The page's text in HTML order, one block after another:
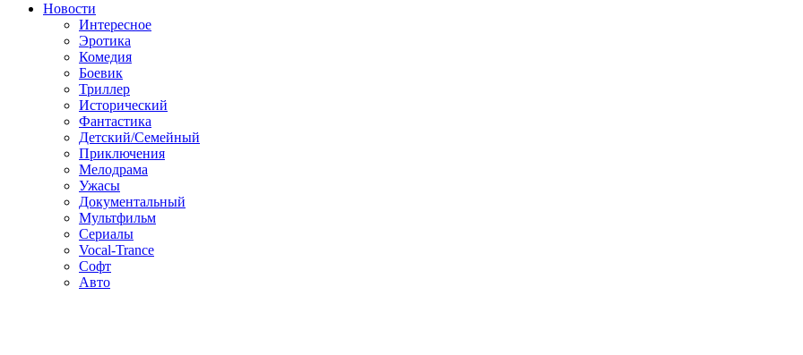
Новости
Интересное
Эротика
Комедия
Боевик
Триллер
Исторический
Фантастика
Детский/Семейный
Приключения
Мелодрама
Ужасы
Документальный
Мультфильм
Сериалы
Vocal-Trance
Софт
Авто